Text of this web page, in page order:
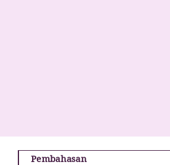
Pembahasan